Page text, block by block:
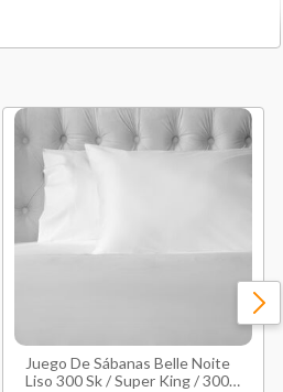
Juego De Sábanas Belle Noite
Liso 300 Sk / Super King / 300